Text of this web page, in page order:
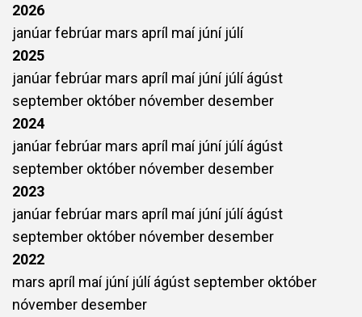
2026
janúarfebrúar mars apríl maí júní júlí
2025
janúarfebrúar mars apríl maí júní júlíágúst
september október nóvember desember
2024
janúarfebrúar mars apríl maí júní júlíágúst
september október nóvember desember
2023
janúarfebrúar mars apríl maí júní júlíágúst
september október nóvember desember
2022
mars apríl maí júní júlíágúst september október
nóvember desember